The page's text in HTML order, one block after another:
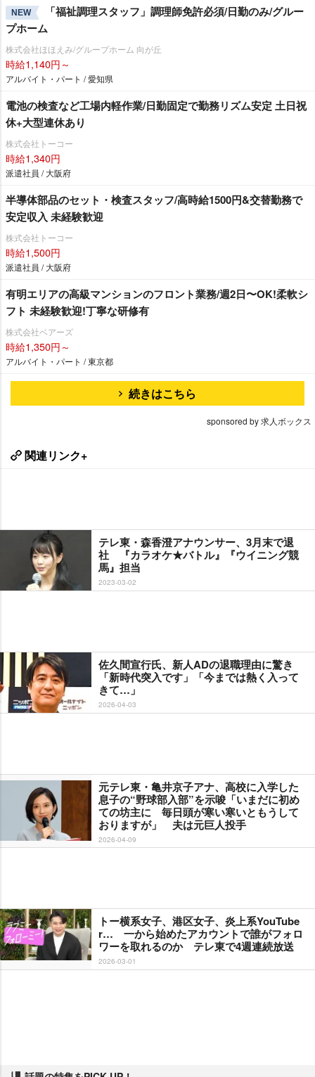
NEW
「福祉調理スタッフ」調理師免許必須/日勤のみ/グルー
プホーム
株式会社ほほえみ/グループホーム 向が丘
時給1,140円～
アルバイト・パート / 愛知県
電池の検査など工場内軽作業/日勤固定で勤務リズム安定 土日祝
休+大型連休あり
株式会社トーコー
時給1,340円
派遣社員 / 大阪府
半導体部品のセット・検査スタッフ/高時給1500円&交替勤務で
安定収入 未経験歓迎
株式会社トーコー
時給1,500円
派遣社員 / 大阪府
有明エリアの⾼級マンションのフロント業務/週2⽇〜OK!柔軟シ
フト 未経験歓迎!丁寧な研修有
株式会社ベアーズ
時給1,350円～
アルバイト・パート / 東京都
続きはこちら
sponsored by 求人ボックス
関連リンク+
テレ東・森香澄アナウンサー、3月末で退
社 『カラオケ★バトル』『ウイニング競
馬』担当
2023-03-02
佐久間宣行氏、新人ADの退職理由に驚き
「新時代突入です」「今までは熱く入って
きて…」
2026-04-03
元テレ東・亀井京子アナ、高校に入学した
息子の“野球部入部”を示唆「いまだに初め
ての坊主に 毎日頭が寒い寒いともうして
おりますが」 夫は元巨人投手
2026-04-09
トー横系女子、港区女子、炎上系YouTube
r… 一から始めたアカウントで誰がフォロ
ワーを取れるのか テレ東で4週連続放送
2026-03-01